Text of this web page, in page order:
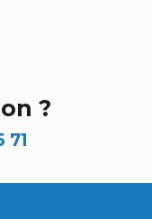
?
71